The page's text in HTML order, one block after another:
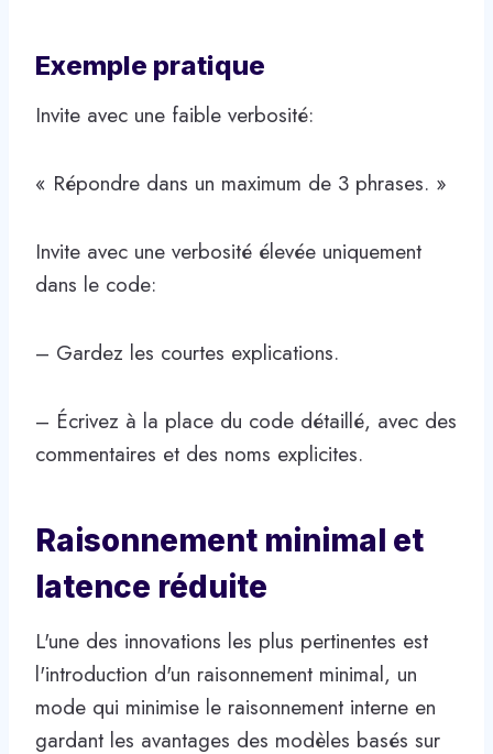
Exemple pratique
Invite avec une faible verbosité:
« Répondre dans un maximum de 3 phrases. »
Invite avec une verbosité élevée uniquement
dans le code:
– Gardez les courtes explications.
– Écrivez à la place du code détaillé, avec des
commentaires et des noms explicites.
Raisonnement minimal et
latence réduite
L'une des innovations les plus pertinentes est
l'introduction d'un raisonnement minimal, un
mode qui minimise le raisonnement interne en
gardant les avantages des modèles basés sur